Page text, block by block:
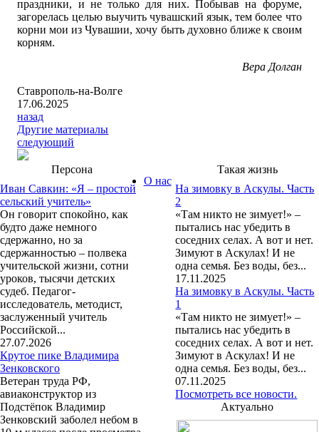
праздники, и не только для них. Побывав на форуме,
загорелась целью выучить чувашский язык, тем более что
корни мои из Чувашии, хочу быть духовно ближе к своим
корням.
Вера Долган
Ставрополь-на-Волге
17.06.2025
назад
Другие материалы
следующий
Персона
Иван Савкин: «Я – простой
сельский учитель»
Он говорит спокойно, как
будто даже немного
сдержанно, но за
сдержанностью – полвека
учительской жизни, сотни
уроков, тысячи детских
судеб. Педагог-
исследователь, методист,
заслуженный учитель
Российской...
27.07.2026
Крутое пике Владимира
Зенковского
Ветеран труда РФ,
авиаконструктор из
Подстёпок Владимир
Зенковский заболел небом в
Такая жизнь
На зимовку в Аскулы. Часть
2
«Там никто не зимует!» –
пытались нас убедить в
соседних селах. А вот и нет.
Зимуют в Аскулах! И не
одна семья. Без воды, без...
17.11.2025
На зимовку в Аскулы. Часть
1
«Там никто не зимует!» –
пытались нас убедить в
соседних селах. А вот и нет.
Зимуют в Аскулах! И не
одна семья. Без воды, без...
07.11.2025
Посмотреть все новости.
Актуально
О нас